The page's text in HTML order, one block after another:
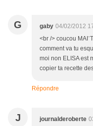
G gaby 04/02/2012
<br /> coucou
comment va tu
moi non ELISA est
copier ta recette
Répondre
J journalderoberte